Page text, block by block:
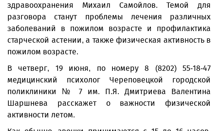
здравоохранения Михаил Самойлов. Темой для
разговора станут проблемы лечения различных
заболеваний в пожилом возрасте и профилактика
старческой астении, а также физическая активность в
пожилом возрасте.
В четверг, 19 июня, по номеру 8 (8202) 55-18-47
медицинский психолог Череповецкой городской
поликлиники № 7 им. П.Я. Дмитриева Валентина
Шаршнева расскажет о важности физической
активности летом.